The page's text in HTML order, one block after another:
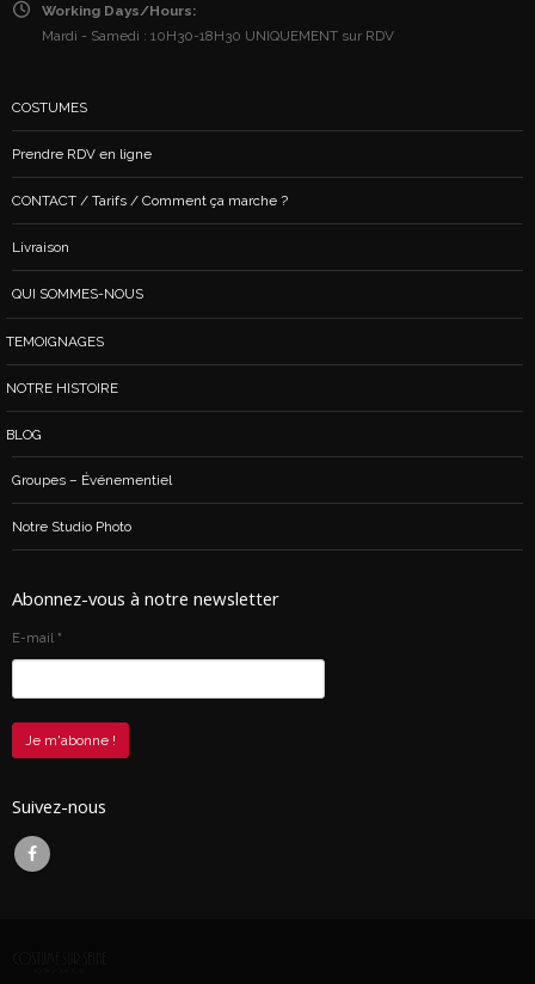
Working Days/Hours:
Mardi - Samedi : 10H30-18H30 UNIQUEMENT sur RDV
COSTUMES
Prendre RDV en ligne
CONTACT / Tarifs / Comment ça marche ?
Livraison
QUI SOMMES-NOUS
TEMOIGNAGES
NOTRE HISTOIRE
BLOG
Groupes – Événementiel
Notre Studio Photo
Abonnez-vous à notre newsletter
E-mail *
Suivez-nous